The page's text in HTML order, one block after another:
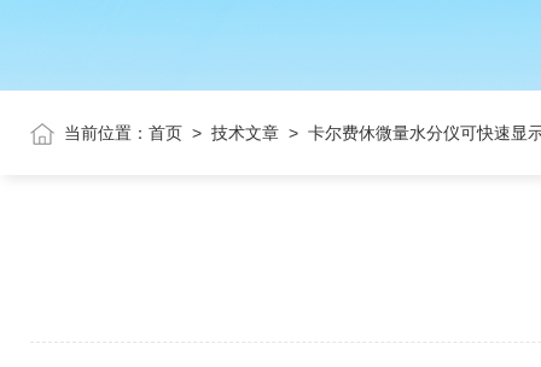
当前位置： 首页 > 技术文章 > 卡尔费休微量水分仪可快速显